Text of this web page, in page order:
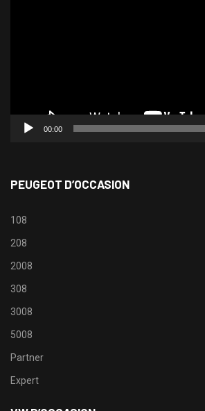
00:00
PEUGEOT D’OCCASION
108
208
2008
308
3008
5008
Partner
Expert